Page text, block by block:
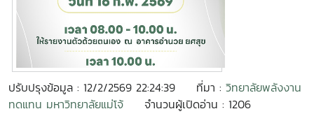
ปรับปรุงข้อมูล : 12/2/2569 22:24:39 ที่มา : วิทยาลัยพลังงาน
ทดแทน มหาวิทยาลัยแม่โจ้
จำนวนผู้เปิดอ่าน : 1206